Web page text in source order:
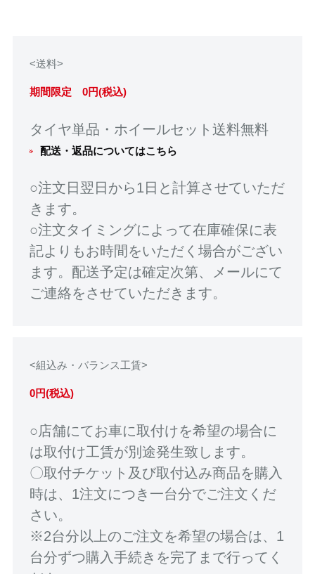
<送料>
期間限定 0円(税込)
タイヤ単品・ホイールセット送料無料
配送・返品についてはこちら
○注文日翌日から1日と計算させていただ
きます。
○注文タイミングによって在庫確保に表
記よりもお時間をいただく場合がござい
ます。配送予定は確定次第、メールにて
ご連絡をさせていただきます。
<組込み・バランス工賃>
0円(税込)
○店舗にてお車に取付けを希望の場合に
は取付け工賃が別途発生致します。
〇取付チケット及び取付込み商品を購入
時は、1注文につき一台分でご注文くだ
さい。
※2台分以上のご注文を希望の場合は、1
台分ずつ購入手続きを完了まで行ってく